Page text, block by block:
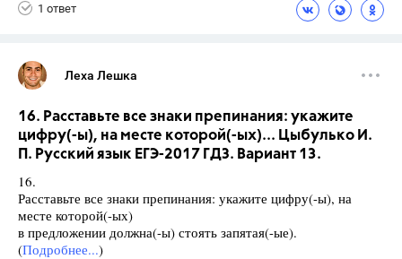
1 ответ
Леха Лешка
16. Расставьте все знаки препинания: укажите
цифру(-ы), на месте которой(-ых)... Цыбулько И.
П. Русский язык ЕГЭ-2017 ГДЗ. Вариант 13.
16.
Расставьте все знаки препинания: укажите цифру(-ы), на
месте которой(-ых)
в предложении должна(-ы) стоять запятая(-ые).
(Подробнее...)